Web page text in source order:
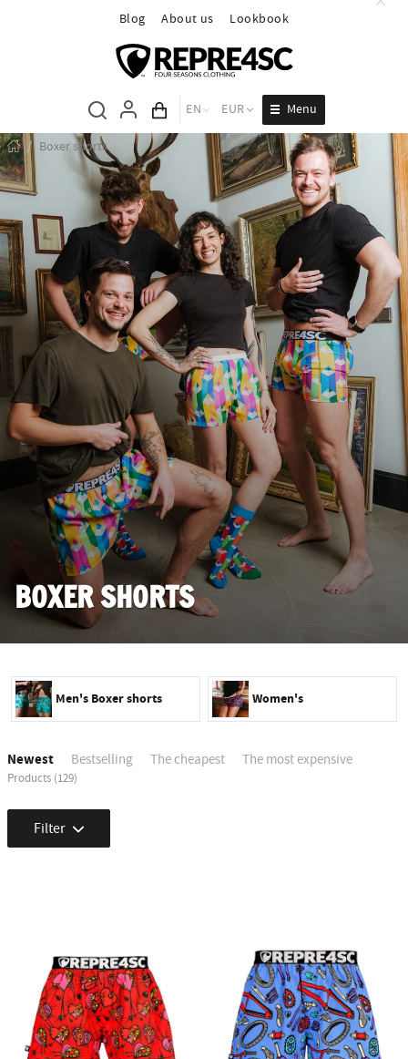
Blog About us Lookbook
Cart total
EN EUR Menu
/ Boxer shorts
BOXER SHORTS
Men's Boxer shorts Women's
Newest Bestselling The cheapest The most expensive
Products (129)
Filter